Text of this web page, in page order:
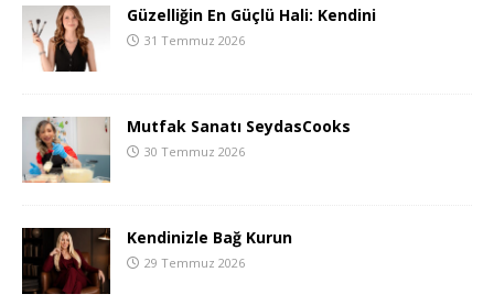
Güzelliğin En Güçlü Hali: Kendini
31 Temmuz 2026
Mutfak Sanatı SeydasCooks
30 Temmuz 2026
Kendinizle Bağ Kurun
29 Temmuz 2026